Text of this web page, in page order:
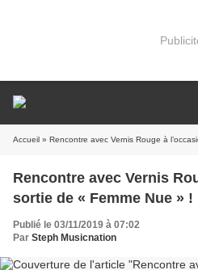
Accueil » Rencontre avec Vernis Rouge à
Rencontre avec Vernis
sortie de « Femme Nue » !
Publié le 03/11/2019 à 07:02
Par Steph Musicnation